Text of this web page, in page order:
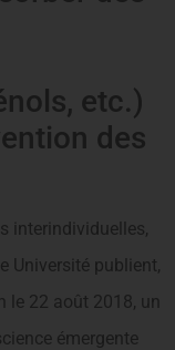
etc.)
des
interindividuelles,
Université publient,
le 22 août 2018, un
émergente